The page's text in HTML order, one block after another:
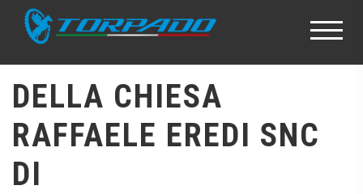
DELLA CHIESA
RAFFAELE EREDI SNC
DI